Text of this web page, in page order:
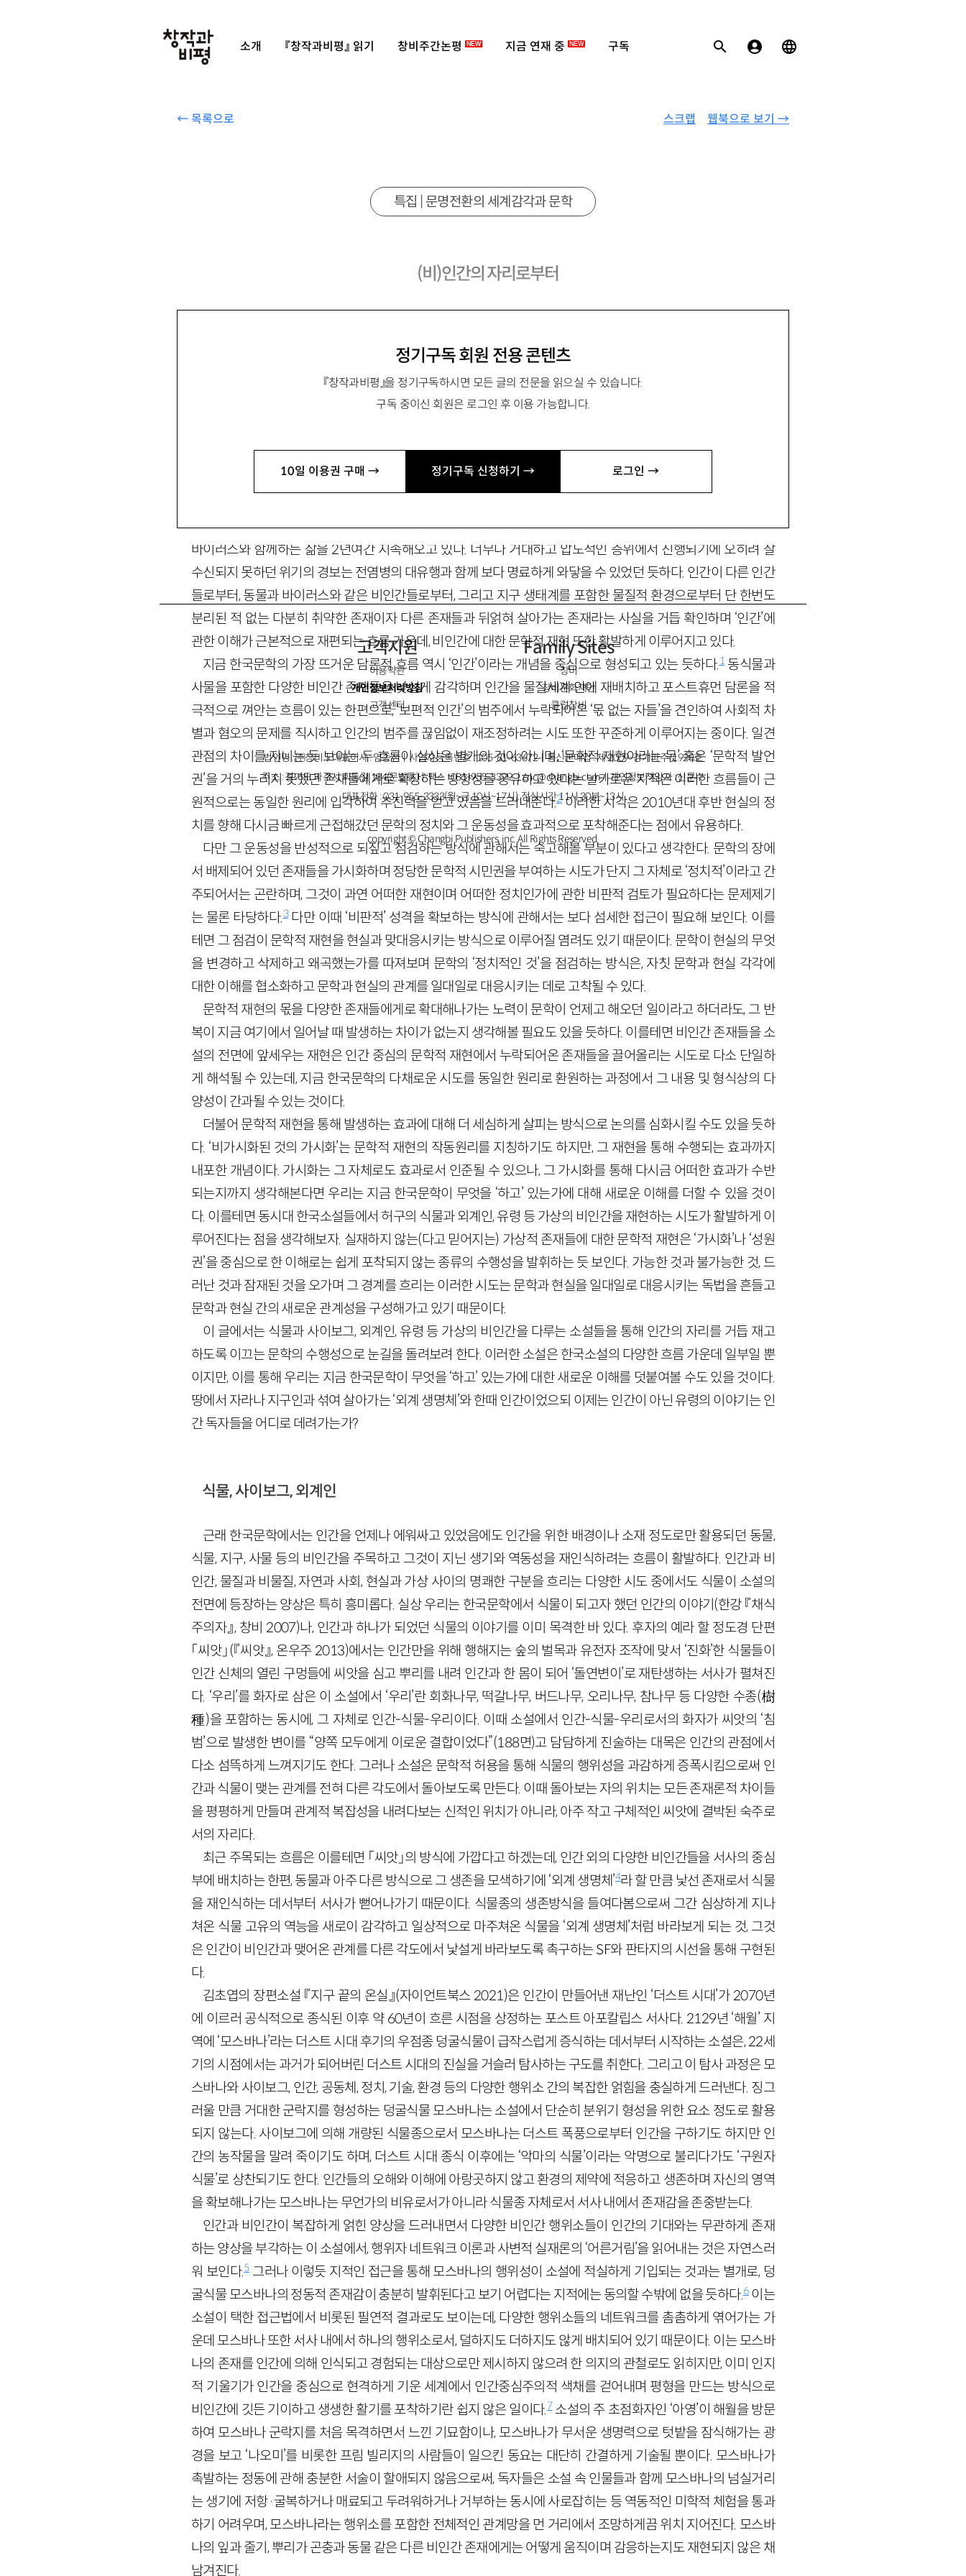
소개 『창작과비평』 읽기 창비주간논평 NEW 지금 연재 중 NEW 구독
← 목록으로 웹북으로 보기 →
스크랩
정기구독 회원 전용 콘텐츠
『창작과비평』을 정기구독하시면 모든 글의 전문을 읽으실 수 있습니다.
구독 중이신 회원은 로그인 후 이용 가능합니다.
10일 이용권 구매 → 정기구독 신청하기 → 로그인 →
특집 | 문명전환의 세계감각과 문학
(비)인간의 자리로부터
문학평론가. 주요 평론으로 「황정은 다시」 「부풀어 오르는 모녀서사」 등이 있음.
octobervoice@naver.com
—제이슨 히켈 『적을수록 풍요롭다』(김현우·민정희 옮김, 창비 2021) 363면
2022년 현재 우리는 기후위기에 관한 경보가 어느 때보다도 크게 들려오는 시대를 살아가고 있으며, 코로나19
바이러스와 함께하는 삶을 2년여간 지속해오고 있다. 너무나 거대하고 압도적인 층위에서 진행되기에 오히려 잘
수신되지 못하던 위기의 경보는 전염병의 대유행과 함께 보다 명료하게 와닿을 수 있었던 듯하다. 인간이 다른 인간
들로부터, 동물과 바이러스와 같은 비인간들로부터, 그리고 지구 생태계를 포함한 물질적 환경으로부터 단 한번도
분리된 적 없는 다분히 취약한 존재이자 다른 존재들과 뒤얽혀 살아가는 존재라는 사실을 거듭 확인하며 ‘인간’에
관한 이해가 근본적으로 재편되는 흐름 가운데, 비인간에 대한 문학적 재현 또한 활발하게 이루어지고 있다.
지금 한국문학의 가장 뜨거운 담론적 흐름 역시 ‘인간’이라는 개념을 중심으로 형성되고 있는 듯하다.1동식물과
사물을 포함한 다양한 비인간 존재들을 낯설게 감각하며 인간을 물질세계 안에 재배치하고 포스트휴먼 담론을 적
극적으로 껴안는 흐름이 있는 한편으로, ‘보편적 인간’의 범주에서 누락되어온 ‘몫 없는 자들’을 견인하여 사회적 차
별과 혐오의 문제를 직시하고 인간의 범주를 끊임없이 재조정하려는 시도 또한 꾸준하게 이루어지는 중이다. 일견
관점의 차이를 지니는 듯 보이는 두 흐름이 실상은 별개의 것이 아니며, ‘문학적 재현이라는 몫’ 혹은 ‘문학적 발언
권’을 거의 누리지 못했던 존재들에게로 확장하는 방향성을 공유하고 있다는 날카로운 지적은 이러한 흐름들이 근
원적으로는 동일한 원리에 입각하여 추진력을 얻고 있음을 드러내준다.2이러한 시각은 2010년대 후반 현실의 정
치를 향해 다시금 빠르게 근접해갔던 문학의 정치와 그 운동성을 효과적으로 포착해준다는 점에서 유용하다.
다만 그 운동성을 반성적으로 되짚고 점검하는 방식에 관해서는 숙고해볼 부분이 있다고 생각한다. 문학의 장에
서 배제되어 있던 존재들을 가시화하며 정당한 문학적 시민권을 부여하는 시도가 단지 그 자체로 ‘정치적’이라고 간
주되어서는 곤란하며, 그것이 과연 어떠한 재현이며 어떠한 정치인가에 관한 비판적 검토가 필요하다는 문제제기
는 물론 타당하다.3다만 이때 ‘비판적’ 성격을 확보하는 방식에 관해서는 보다 섬세한 접근이 필요해 보인다. 이를
테면 그 점검이 문학적 재현을 현실과 맞대응시키는 방식으로 이루어질 염려도 있기 때문이다. 문학이 현실의 무엇
을 변경하고 삭제하고 왜곡했는가를 따져보며 문학의 ‘정치적인 것’을 점검하는 방식은, 자칫 문학과 현실 각각에
대한 이해를 협소화하고 문학과 현실의 관계를 일대일로 대응시키는 데로 고착될 수 있다.
문학적 재현의 몫을 다양한 존재들에게로 확대해나가는 노력이 문학이 언제고 해오던 일이라고 하더라도, 그 반
복이 지금 여기에서 일어날 때 발생하는 차이가 없는지 생각해볼 필요도 있을 듯하다. 이를테면 비인간 존재들을 소
설의 전면에 앞세우는 재현은 인간 중심의 문학적 재현에서 누락되어온 존재들을 끌어올리는 시도로 다소 단일하
게 해석될 수 있는데, 지금 한국문학의 다채로운 시도를 동일한 원리로 환원하는 과정에서 그 내용 및 형식상의 다
양성이 간과될 수 있는 것이다.
더불어 문학적 재현을 통해 발생하는 효과에 대해 더 세심하게 살피는 방식으로 논의를 심화시킬 수도 있을 듯하
다. ‘비가시화된 것의 가시화’는 문학적 재현의 작동원리를 지칭하기도 하지만, 그 재현을 통해 수행되는 효과까지
내포한 개념이다. 가시화는 그 자체로도 효과로서 인준될 수 있으나, 그 가시화를 통해 다시금 어떠한 효과가 수반
되는지까지 생각해본다면 우리는 지금 한국문학이 무엇을 ‘하고’ 있는가에 대해 새로운 이해를 더할 수 있을 것이
다. 이를테면 동시대 한국소설들에서 허구의 식물과 외계인, 유령 등 가상의 비인간을 재현하는 시도가 활발하게 이
루어진다는 점을 생각해보자. 실재하지 않는(다고 믿어지는) 가상적 존재들에 대한 문학적 재현은 ‘가시화’나 ‘성원
권’을 중심으로 한 이해로는 쉽게 포착되지 않는 종류의 수행성을 발휘하는 듯 보인다. 가능한 것과 불가능한 것, 드
러난 것과 잠재된 것을 오가며 그 경계를 흐리는 이러한 시도는 문학과 현실을 일대일로 대응시키는 독법을 흔들고
문학과 현실 간의 새로운 관계성을 구성해가고 있기 때문이다.
이 글에서는 식물과 사이보그, 외계인, 유령 등 가상의 비인간을 다루는 소설들을 통해 인간의 자리를 거듭 재고
하도록 이끄는 문학의 수행성으로 눈길을 돌려보려 한다. 이러한 소설은 한국소설의 다양한 흐름 가운데 일부일 뿐
이지만, 이를 통해 우리는 지금 한국문학이 무엇을 ‘하고’ 있는가에 대한 새로운 이해를 덧붙여볼 수도 있을 것이다.
땅에서 자라나 지구인과 섞여 살아가는 ‘외계 생명체’와 한때 인간이었으되 이제는 인간이 아닌 유령의 이야기는 인
간 독자들을 어디로 데려가는가?
식물, 사이보그, 외계인
근래 한국문학에서는 인간을 언제나 에워싸고 있었음에도 인간을 위한 배경이나 소재 정도로만 활용되던 동물,
식물, 지구, 사물 등의 비인간을 주목하고 그것이 지닌 생기와 역동성을 재인식하려는 흐름이 활발하다. 인간과 비
인간, 물질과 비물질, 자연과 사회, 현실과 가상 사이의 명쾌한 구분을 흐리는 다양한 시도 중에서도 식물이 소설의
전면에 등장하는 양상은 특히 흥미롭다. 실상 우리는 한국문학에서 식물이 되고자 했던 인간의 이야기(한강 『채식
주의자』, 창비 2007)나, 인간과 하나가 되었던 식물의 이야기를 이미 목격한 바 있다. 후자의 예라 할 정도경 단편
「씨앗」(『씨앗』, 온우주 2013)에서는 인간만을 위해 행해지는 숲의 벌목과 유전자 조작에 맞서 ‘진화’한 식물들이
인간 신체의 열린 구멍들에 씨앗을 심고 뿌리를 내려 인간과 한 몸이 되어 ‘돌연변이’로 재탄생하는 서사가 펼쳐진
다. ‘우리’를 화자로 삼은 이 소설에서 ‘우리’란 회화나무, 떡갈나무, 버드나무, 오리나무, 참나무 등 다양한 수종(樹
種)을 포함하는 동시에, 그 자체로 인간-식물-우리이다. 이때 소설에서 인간-식물-우리로서의 화자가 씨앗의 ‘침
범’으로 발생한 변이를 “양쪽 모두에게 이로운 결합이었다”(188면)고 담담하게 진술하는 대목은 인간의 관점에서
다소 섬뜩하게 느껴지기도 한다. 그러나 소설은 문학적 허용을 통해 식물의 행위성을 과감하게 증폭시킴으로써 인
간과 식물이 맺는 관계를 전혀 다른 각도에서 돌아보도록 만든다. 이때 돌아보는 자의 위치는 모든 존재론적 차이들
을 평평하게 만들며 관계적 복잡성을 내려다보는 신적인 위치가 아니라, 아주 작고 구체적인 씨앗에 결박된 숙주로
서의 자리다.
최근 주목되는 흐름은 이를테면 「씨앗」의 방식에 가깝다고 하겠는데, 인간 외의 다양한 비인간들을 서사의 중심
부에 배치하는 한편, 동물과 아주 다른 방식으로 그 생존을 모색하기에 ‘외계 생명체’4라 할 만큼 낯선 존재로서 식물
을 재인식하는 데서부터 서사가 뻗어나가기 때문이다. 식물종의 생존방식을 들여다봄으로써 그간 심상하게 지나
쳐온 식물 고유의 역능을 새로이 감각하고 일상적으로 마주쳐온 식물을 ‘외계 생명체’처럼 바라보게 되는 것, 그것
은 인간이 비인간과 맺어온 관계를 다른 각도에서 낯설게 바라보도록 촉구하는 SF와 판타지의 시선을 통해 구현된
다.
김초엽의 장편소설 『지구 끝의 온실』(자이언트북스 2021)은 인간이 만들어낸 재난인 ‘더스트 시대’가 2070년
에 이르러 공식적으로 종식된 이후 약 60년이 흐른 시점을 상정하는 포스트 아포칼립스 서사다. 2129년 ‘해월’ 지
역에 ‘모스바나’라는 더스트 시대 후기의 우점종 덩굴식물이 급작스럽게 증식하는 데서부터 시작하는 소설은, 22세
기의 시점에서는 과거가 되어버린 더스트 시대의 진실을 거슬러 탐사하는 구도를 취한다. 그리고 이 탐사 과정은 모
스바나와 사이보그, 인간, 공동체, 정치, 기술, 환경 등의 다양한 행위소 간의 복잡한 얽힘을 충실하게 드러낸다. 징그
러울 만큼 거대한 군락지를 형성하는 덩굴식물 모스바나는 소설에서 단순히 분위기 형성을 위한 요소 정도로 활용
되지 않는다. 사이보그에 의해 개량된 식물종으로서 모스바나는 더스트 폭풍으로부터 인간을 구하기도 하지만 인
간의 농작물을 말려 죽이기도 하며, 더스트 시대 종식 이후에는 ‘악마의 식물’이라는 악명으로 불리다가도 ‘구원자
식물’로 상찬되기도 한다. 인간들의 오해와 이해에 아랑곳하지 않고 환경의 제약에 적응하고 생존하며 자신의 영역
을 확보해나가는 모스바나는 무언가의 비유로서가 아니라 식물종 자체로서 서사 내에서 존재감을 존중받는다.
인간과 비인간이 복잡하게 얽힌 양상을 드러내면서 다양한 비인간 행위소들이 인간의 기대와는 무관하게 존재
하는 양상을 부각하는 이 소설에서, 행위자 네트워크 이론과 사변적 실재론의 ‘어른거림’을 읽어내는 것은 자연스러
워 보인다.5그러나 이렇듯 지적인 접근을 통해 모스바나의 행위성이 소설에 적실하게 기입되는 것과는 별개로, 덩
굴식물 모스바나의 정동적 존재감이 충분히 발휘된다고 보기 어렵다는 지적에는 동의할 수밖에 없을 듯하다.6이는
소설이 택한 접근법에서 비롯된 필연적 결과로도 보이는데, 다양한 행위소들의 네트워크를 촘촘하게 엮어가는 가
운데 모스바나 또한 서사 내에서 하나의 행위소로서, 덜하지도 더하지도 않게 배치되어 있기 때문이다. 이는 모스바
나의 존재를 인간에 의해 인식되고 경험되는 대상으로만 제시하지 않으려 한 의지의 관철로도 읽히지만, 이미 인지
적 기울기가 인간을 중심으로 현격하게 기운 세계에서 인간중심주의적 색채를 걷어내며 평형을 만드는 방식으로
비인간에 깃든 기이하고 생생한 활기를 포착하기란 쉽지 않은 일이다.7소설의 주 초점화자인 ‘아영’이 해월을 방문
하여 모스바나 군락지를 처음 목격하면서 느낀 기묘함이나, 모스바나가 무서운 생명력으로 텃밭을 잠식해가는 광
경을 보고 ‘나오미’를 비롯한 프림 빌리지의 사람들이 일으킨 동요는 대단히 간결하게 기술될 뿐이다. 모스바나가
촉발하는 정동에 관해 충분한 서술이 할애되지 않음으로써, 독자들은 소설 속 인물들과 함께 모스바나의 넘실거리
는 생기에 저항·굴복하거나 매료되고 두려워하거나 거부하는 동시에 사로잡히는 등 역동적인 미학적 체험을 통과
하기 어려우며, 모스바나라는 행위소를 포함한 전체적인 관계망을 먼 거리에서 조망하게끔 위치 지어진다. 모스바
나의 잎과 줄기, 뿌리가 곤충과 동물 같은 다른 비인간 존재에게는 어떻게 움직이며 감응하는지도 재현되지 않은 채
남겨진다.
고객지원
이용약관
개인정보처리방침
고객센터
Family Sites
창비
창비문화재단
클럽창비
법인명 : ㈜창비ㅣ대표이사 : 염종선ㅣ사업자등록번호 : 105-81-63672ㅣ통신판매업 : 제 2009-경기파주-1928호
주소 : 경기도 파주시 회동길 184(문발동)ㅣ팩스 : 031-955-3399 ㅣcnc@changbi.comㅣ개인정보책임자 : 신문수
대표전화 : 031-955-3333(월~금 10시~17시), 점심시간 11시 30분~13시
copyright © Changbi Publishers, inc. All Rights Reserved.